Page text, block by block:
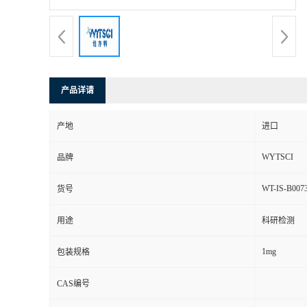
产品详请
产地 进口
品牌 WYTSCI
货号 WT-IS-
用途 科研检测
包装规格 1mg
CAS编号